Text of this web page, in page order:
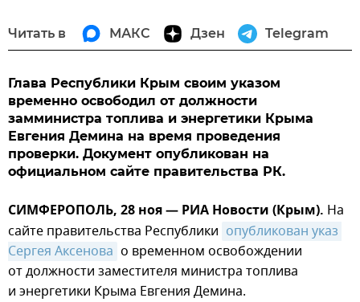
Читать в МАКС Дзен Telegram
Глава Республики Крым своим указом
временно освободил от должности
замминистра топлива и энергетики Крыма
Евгения Демина на время проведения
проверки. Документ опубликован на
официальном сайте правительства РК.
СИМФЕРОПОЛЬ, 28 ноя — РИА Новости (Крым). На
сайте правительства Республики опубликован указ
Сергея Аксенова о временном освобождении
от должности заместителя министра топлива
и энергетики Крыма Евгения Демина.